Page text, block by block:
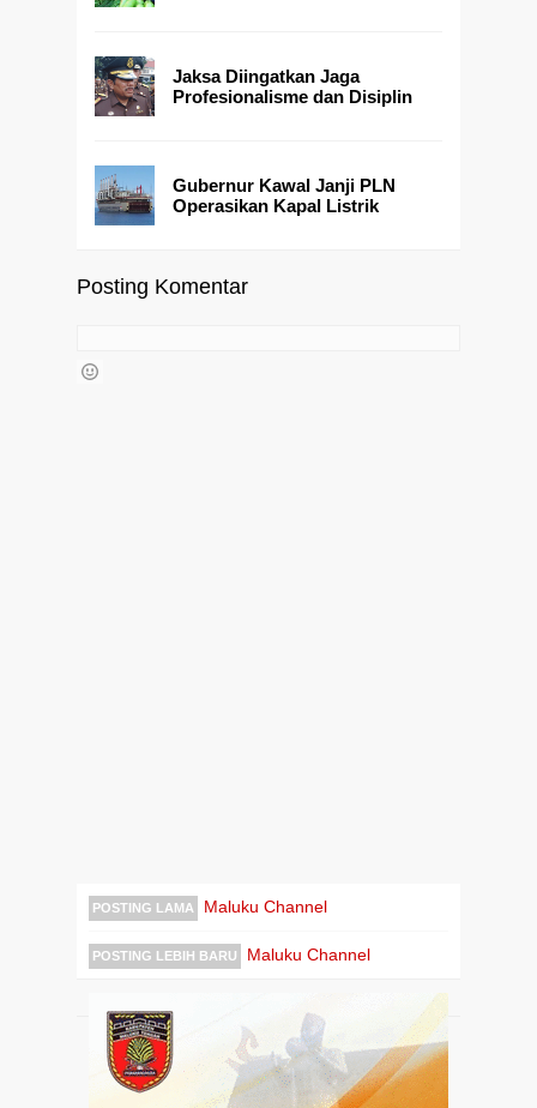
Jaksa Diingatkan Jaga
Profesionalisme dan Disiplin
Gubernur Kawal Janji PLN
Operasikan Kapal Listrik
Posting Komentar
POSTING LAMA Maluku Channel
POSTING LEBIH BARU Maluku Channel